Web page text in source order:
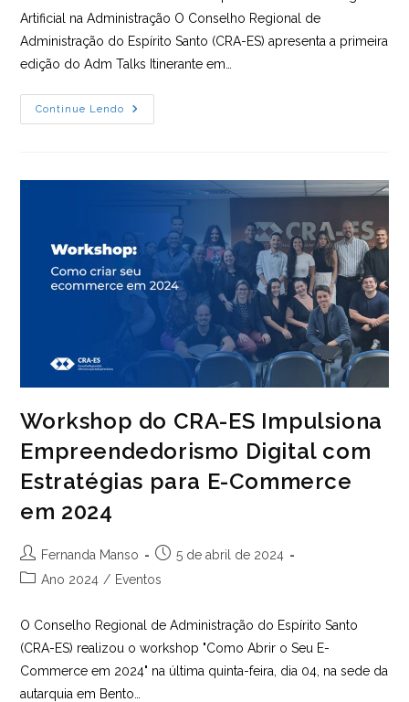
Artificial na Administração O Conselho Regional de
Administração do Espírito Santo (CRA-ES) apresenta a primeira
edição do Adm Talks Itinerante em…
Continue Lendo
Adm
Talks
Gestão
Empresarial
Workshop do CRA-ES Impulsiona
Empreendedorismo Digital com
Estratégias para E-Commerce
em 2024
Autor
do
Fernanda Manso
Post5 de abril de 2024
Categoria
Ano 2024 / Eventos
O Conselho Regional de Administração do Espírito Santo
(CRA-ES) realizou o workshop "Como Abrir o Seu E-
Commerce em 2024" na última quinta-feira, dia 04, na sede da
autarquia em Bento…